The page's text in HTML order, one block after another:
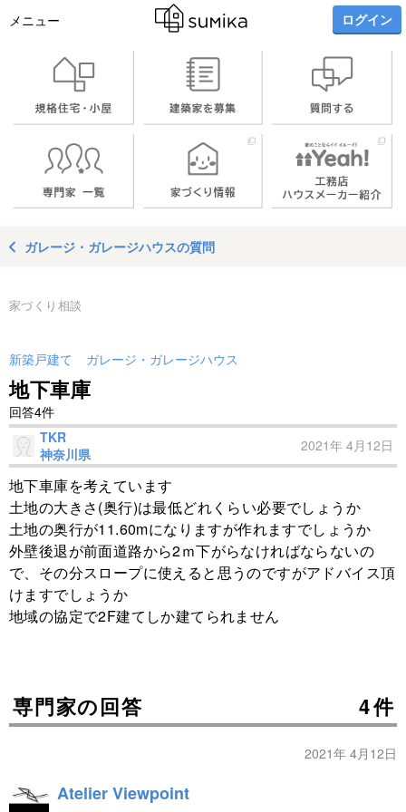
メニュー ログイン
ガレージ・ガレージハウスの質問
家づくり相談
新築戸建て ガレージ・ガレージハウス
地下車庫
回答4件
TKR
神奈川県
2021年 4月12日
地下車庫を考えています
土地の大きさ(奥行)は最低どれくらい必要でしょうか
土地の奥行が11.60mになりますが作れますでしょうか
外壁後退が前面道路から2ｍ下がらなければならないの
で、その分スロープに使えると思うのですがアドバイス頂
けますでしょうか
地域の協定で2F建てしか建てられません
専門家の回答 4件
2021年 4月12日
Atelier Viewpoint